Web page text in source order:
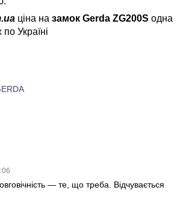
ціна на замок Gerda ZG200S​​​​​​​ одна
Україні
— те, що треба. Відчувається